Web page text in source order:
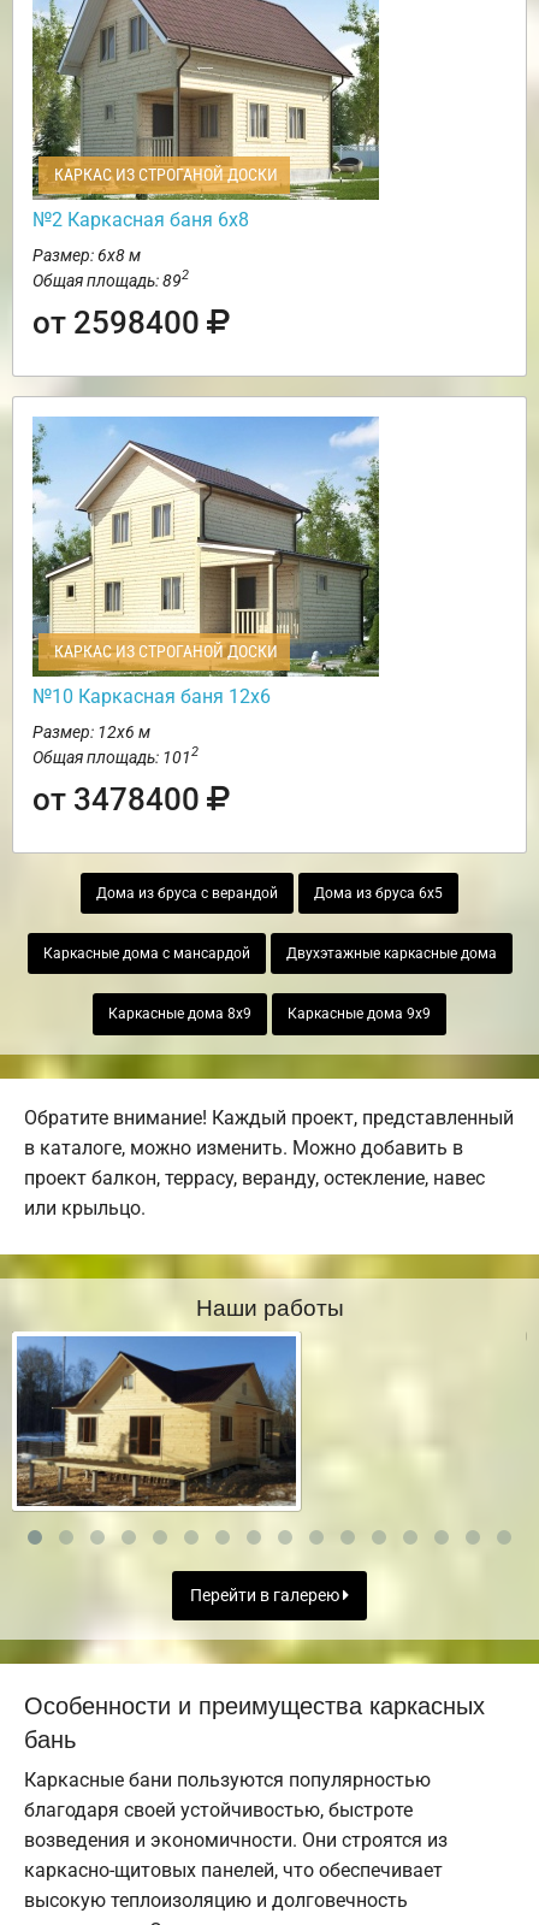
КАРКАС ИЗ СТРОГАНОЙ ДОСКИ
№2 Каркасная баня 6х8
Размер: 6х8 м
Общая площадь: 892
от 2598400
КАРКАС ИЗ СТРОГАНОЙ ДОСКИ
№10 Каркасная баня 12х6
Размер: 12х6 м
Общая площадь: 1012
от 3478400
Дома из бруса с верандой Дома из бруса 6х5
Каркасные дома с мансардой Двухэтажные каркасные дома
Каркасные дома 8х9 Каркасные дома 9х9
Обратите внимание! Каждый проект, представленный
в каталоге, можно изменить. Можно добавить в
проект балкон, террасу, веранду, остекление, навес
или крыльцо.
Наши работы
Перейти в галерею
Особенности и преимущества каркасных
бань
Каркасные бани пользуются популярностью
благодаря своей устойчивостью, быстроте
возведения и экономичности. Они строятся из
каркасно-щитовых панелей, что обеспечивает
высокую теплоизоляцию и долговечность